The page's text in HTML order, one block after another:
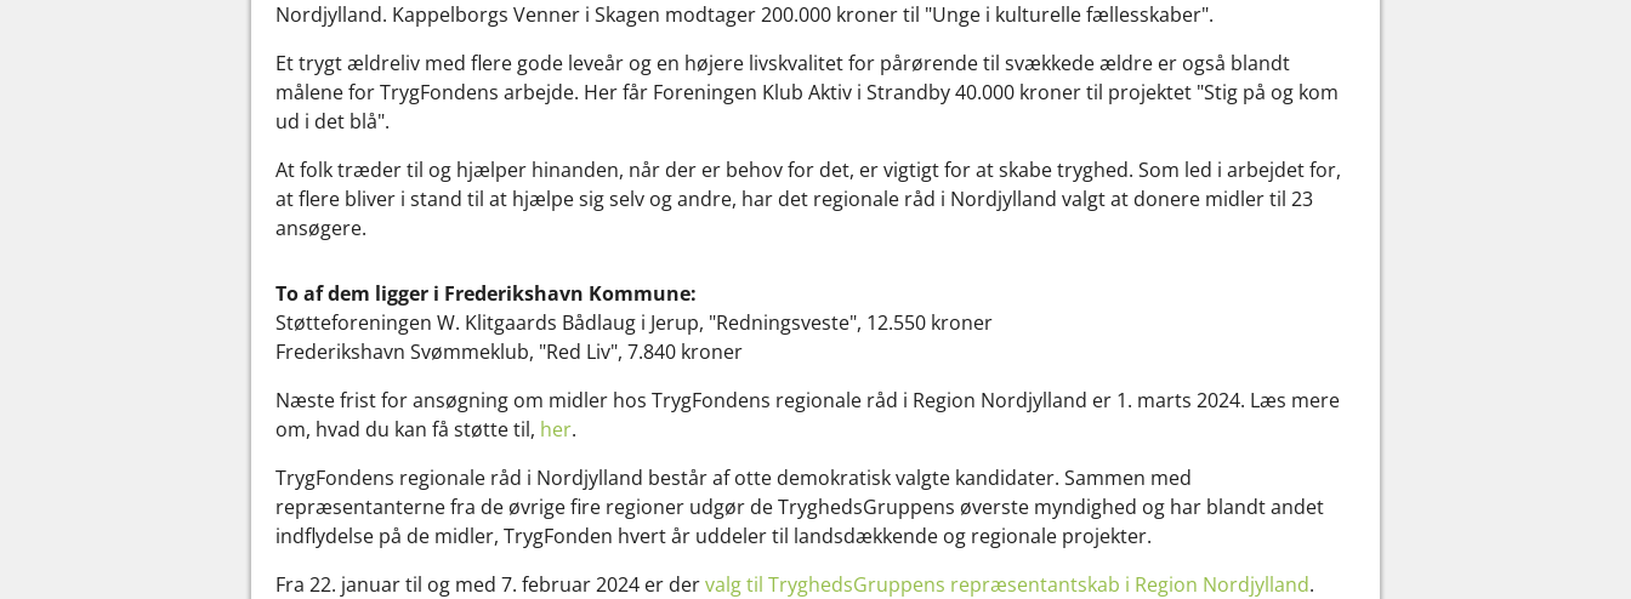
Nordjylland. Kappelborgs Venner i Skagen modtager 200.000 kroner til "Unge i kulturelle fællesskaber".
Et trygt ældreliv med flere gode leveår og en højere livskvalitet for pårørende til svækkede ældre er også blandt
målene for TrygFondens arbejde. Her får Foreningen Klub Aktiv i Strandby 40.000 kroner til projektet "Stig på og kom
ud i det blå".
At folk træder til og hjælper hinanden, når der er behov for det, er vigtigt for at skabe tryghed. Som led i arbejdet for,
at flere bliver i stand til at hjælpe sig selv og andre, har det regionale råd i Nordjylland valgt at donere midler til 23
ansøgere.
To af dem ligger i Frederikshavn Kommune:
Støtteforeningen W. Klitgaards Bådlaug i Jerup, "Redningsveste", 12.550 kroner
Frederikshavn Svømmeklub, "Red Liv", 7.840 kroner
Næste frist for ansøgning om midler hos TrygFondens regionale råd i Region Nordjylland er 1. marts 2024. Læs mere
om, hvad du kan få støtte til, her.
TrygFondens regionale råd i Nordjylland består af otte demokratisk valgte kandidater. Sammen med
repræsentanterne fra de øvrige fire regioner udgør de TryghedsGruppens øverste myndighed og har blandt andet
indflydelse på de midler, TrygFonden hvert år uddeler til landsdækkende og regionale projekter.
Fra 22. januar til og med 7. februar 2024 er dervalg til TryghedsGruppens repræsentantskab i Region Nordjylland.